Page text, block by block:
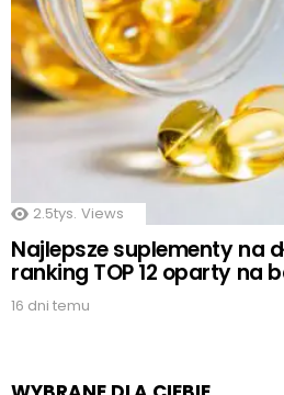
2.5tys. Views
Najlepsze suplementy na
ranking TOP 12 oparty na
16 dni temu